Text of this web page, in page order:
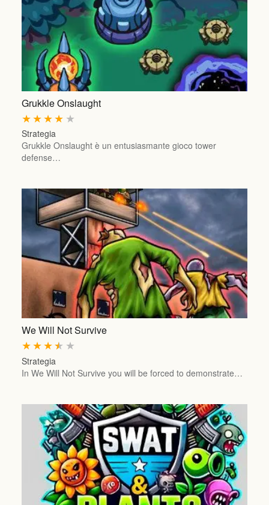
Grukkle Onslaught
★
★
★
★
★
Strategia
Grukkle Onslaught è un entusiasmante gioco tower
defense…
We Will Not Survive
★
★
★
★
★
Strategia
In We Will Not Survive you will be forced to demonstrate…